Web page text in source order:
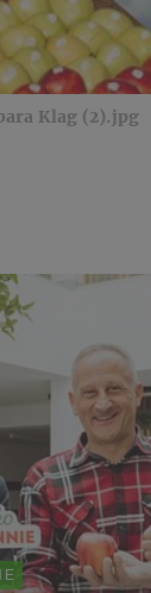
Klag (2).jpg